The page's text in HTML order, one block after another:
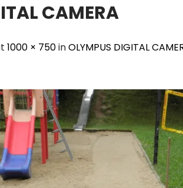
CAMERA
1000 × 750inOLYMPUS DIGITAL